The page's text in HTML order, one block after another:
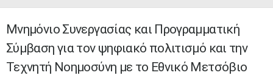
Μνημόνιο Συνεργασίας και Προγραμματική
Σύμβαση για τον ψηφιακό πολιτισμό και την
Τεχνητή Νοημοσύνη με το Εθνικό Μετσόβιο